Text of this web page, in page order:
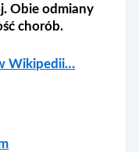
Obie odmiany
chorób.
Wikipedii…